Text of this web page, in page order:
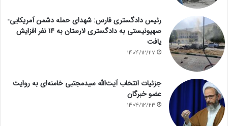
رئیس دادگستری فارس: شهدای حمله دشمن آمریکایی-
صهیونیستی به دادگستری لارستان به ۱۴ نفر افزایش
یافت
1404/12/27
جزئیات انتخاب آیت‌الله سیدمجتبی خامنه‌ای به روایت
عضو خبرگان
1404/12/23